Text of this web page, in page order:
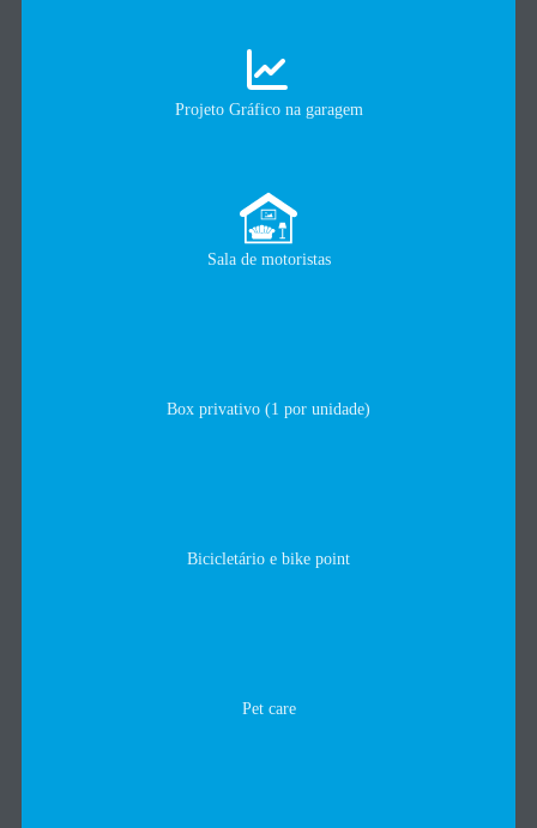
Projeto Gráfico na garagem
Sala de motoristas
Box privativo (1 por unidade)
Bicicletário e bike point
Pet care